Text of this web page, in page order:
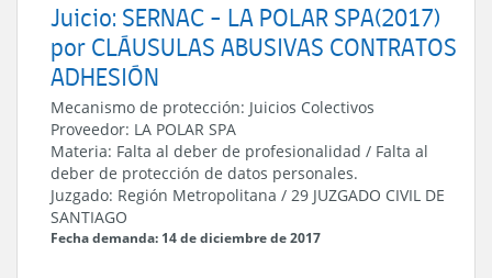
Juicio: SERNAC - LA POLAR SPA(2017)
por CLÁUSULAS ABUSIVAS CONTRATOS
ADHESIÓN
Mecanismo de protección: Juicios Colectivos
Proveedor: LA POLAR SPA
Materia: Falta al deber de profesionalidad / Falta al
deber de protección de datos personales.
Juzgado: Región Metropolitana / 29 JUZGADO CIVIL DE
SANTIAGO
Fecha demanda: 14 de diciembre de 2017